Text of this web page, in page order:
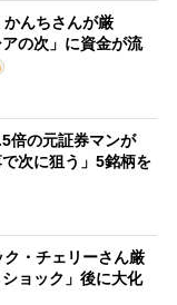
かんちさんが厳
の次」に資金が流
倍の元証券マンが
で次に狙う」5銘柄を
ク・チェリーさん厳
ョック」後に大化